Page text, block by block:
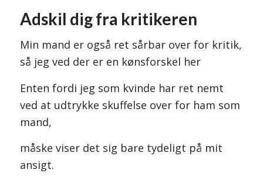
Adskil dig fra kritikeren
Min mand er også ret sårbar over for kritik,
så jeg ved der er en kønsforskel her
Enten fordi jeg som kvinde har ret nemt
ved at udtrykke skuffelse over for ham som
mand,
måske viser det sig bare tydeligt på mit
ansigt.